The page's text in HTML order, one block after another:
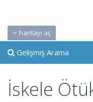
haritayı aç
Gelişmiş Arama
İskele